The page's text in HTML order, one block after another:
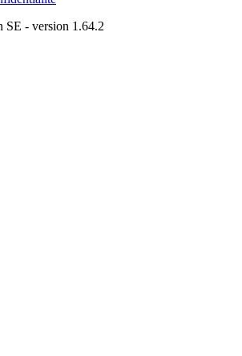
SE - version 1.64.2